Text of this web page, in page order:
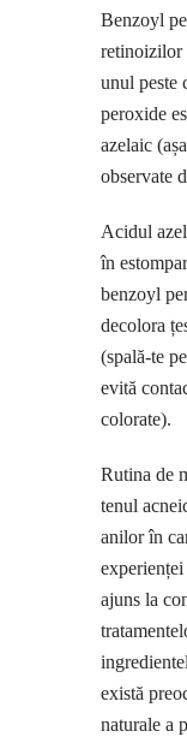
Benzoyl
retinoizilor
unul peste
peroxide
azelaic
observate
Acidul
în
benzoyl
decolora
(spală-te
evită
colorate).
Rutina de
tenul
anilor în
ajuns la
există
naturale a